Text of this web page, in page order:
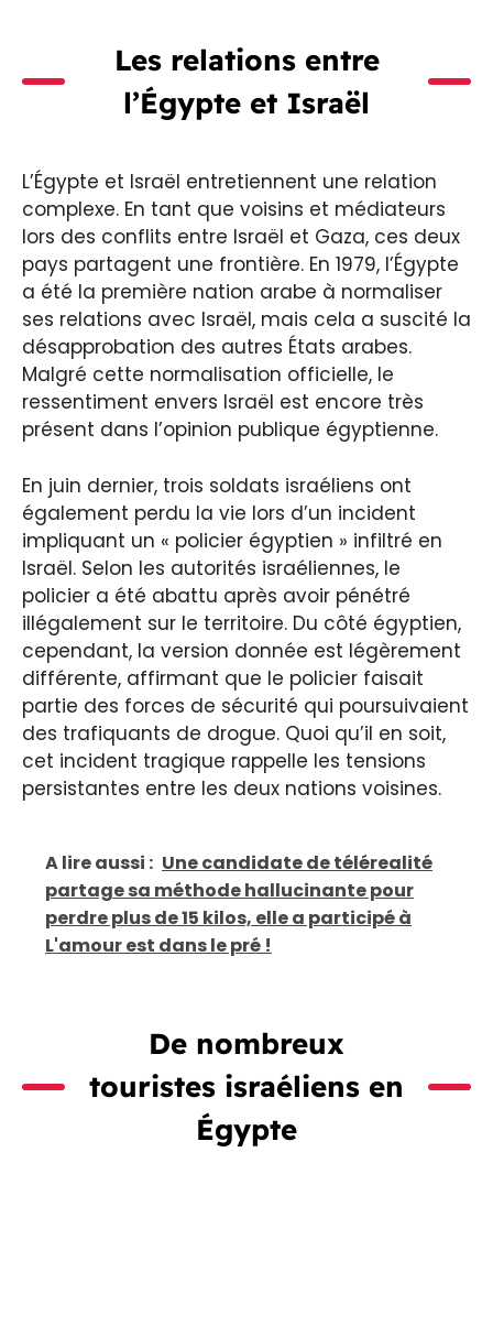
Les relations entre
l’Égypte et Israël
L’Égypte et Israël entretiennent une relation
complexe. En tant que voisins et médiateurs
lors des conflits entre Israël et Gaza, ces deux
pays partagent une frontière. En 1979, l’Égypte
a été la première nation arabe à normaliser
ses relations avec Israël, mais cela a suscité la
désapprobation des autres États arabes.
Malgré cette normalisation officielle, le
ressentiment envers Israël est encore très
présent dans l’opinion publique égyptienne.
En juin dernier, trois soldats israéliens ont
également perdu la vie lors d’un incident
impliquant un « policier égyptien » infiltré en
Israël. Selon les autorités israéliennes, le
policier a été abattu après avoir pénétré
illégalement sur le territoire. Du côté égyptien,
cependant, la version donnée est légèrement
différente, affirmant que le policier faisait
partie des forces de sécurité qui poursuivaient
des trafiquants de drogue. Quoi qu’il en soit,
cet incident tragique rappelle les tensions
persistantes entre les deux nations voisines.
A lire aussi : Une candidate de télérealité
partage sa méthode hallucinante pour
perdre plus de 15 kilos, elle a participé à
L'amour est dans le pré !
De nombreux
touristes israéliens en
Égypte